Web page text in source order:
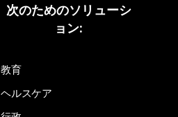
次のためのソリューシ
ョン:
教育
ヘルスケア